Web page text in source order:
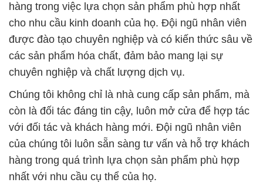
hàng trong việc lựa chọn sản phẩm phù hợp nhất
cho nhu cầu kinh doanh của họ. Đội ngũ nhân viên
được đào tạo chuyên nghiệp và có kiến thức sâu về
các sản phẩm hóa chất, đảm bảo mang lại sự
chuyên nghiệp và chất lượng dịch vụ.
Chúng tôi không chỉ là nhà cung cấp sản phẩm, mà
còn là đối tác đáng tin cậy, luôn mở cửa để hợp tác
với đối tác và khách hàng mới. Đội ngũ nhân viên
của chúng tôi luôn sẵn sàng tư vấn và hỗ trợ khách
hàng trong quá trình lựa chọn sản phẩm phù hợp
nhất với nhu cầu cụ thể của họ.